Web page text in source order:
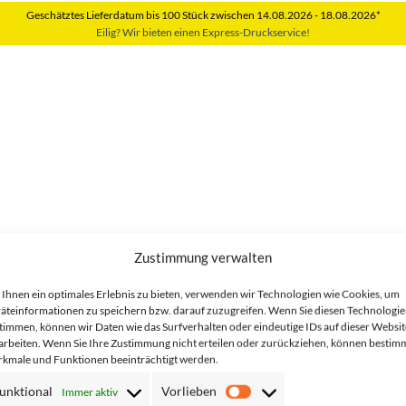
Zustimmung verwalten
Ihnen ein optimales Erlebnis zu bieten, verwenden wir Technologien wie Cookies, um
zu speichern bzw. darauf zuzugreifen. Wenn Sie diesen
können wir Daten wie das Surfverhalten oder eindeutige IDs auf dieser
Wenn Sie Ihre Zustimmung nicht erteilen oder zurückziehen, können
und Funktionen beeinträchtigt werden.
Immer aktiv Vorlieben
Vorlieben
Geschätztes Lieferdatum bis 100 Stück zwischen 14.08.2026 - 18.08.2026*
Eilig? Wir bieten einen Express-Druckservice!
IN DEN WARENKORB
mit GLEICHEM Design?